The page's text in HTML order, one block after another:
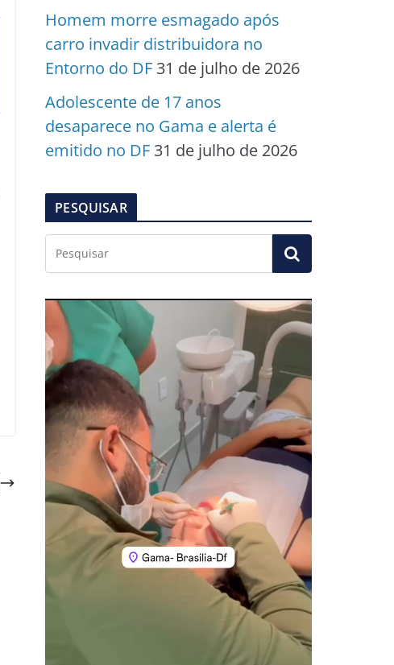
Homem morre esmagado após
carro invadir distribuidora no
Entorno do DF 31 de julho de 2026
Adolescente de 17 anos
desaparece no Gama e alerta é
emitido no DF 31 de julho de 2026
PESQUISAR